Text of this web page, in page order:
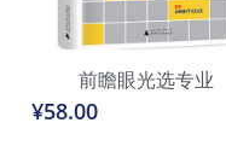
· 成 长 学 院
· 学 子 荟
· 择 由 硕 博
搜索
前瞻眼光选专业
¥58.00